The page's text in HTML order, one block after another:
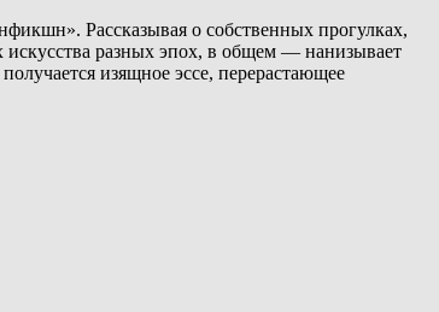
Рассказывая о собственных прогулках,
искусства разных эпох, в общем — нанизывает
изящное эссе, перерастающее